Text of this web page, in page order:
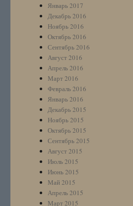
Январь 2017
Декабрь 2016
Ноябрь 2016
Октябрь 2016
Сентябрь 2016
Август 2016
Апрель 2016
Март 2016
Февраль 2016
Январь 2016
Декабрь 2015
Ноябрь 2015
Октябрь 2015
Сентябрь 2015
Август 2015
Июль 2015
Июнь 2015
Май 2015
Апрель 2015
Март 2015